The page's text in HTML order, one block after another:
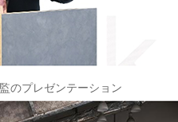
のプレゼンテーション